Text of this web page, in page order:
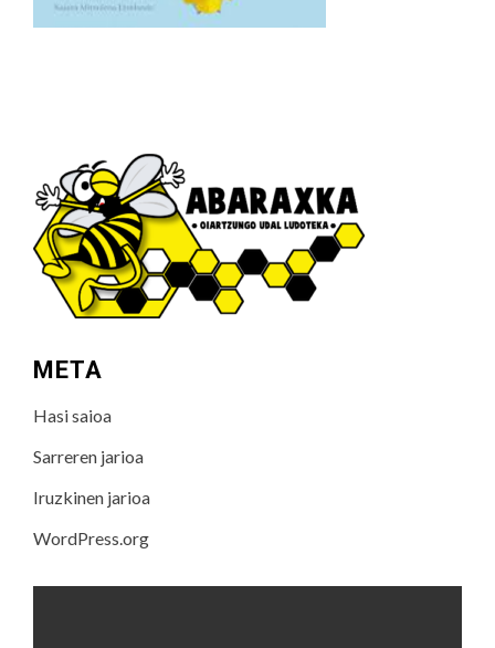
META
Hasi saioa
Sarreren jarioa
Iruzkinen jarioa
WordPress.org